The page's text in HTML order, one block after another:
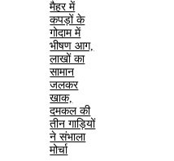
मैहर में
कपड़ों के
गोदाम में
भीषण आग,
लाखों का
सामान
जलकर
खाक,
दमकल की
तीन गाड़ियों
ने संभाला
मोर्चा